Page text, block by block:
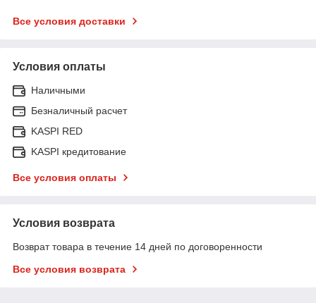
Все условия доставки
Условия оплаты
Наличными
Безналичный расчет
KASPI RED
KASPI кредитование
Все условия оплаты
Условия возврата
Возврат товара в течение 14 дней по договоренности
Все условия возврата